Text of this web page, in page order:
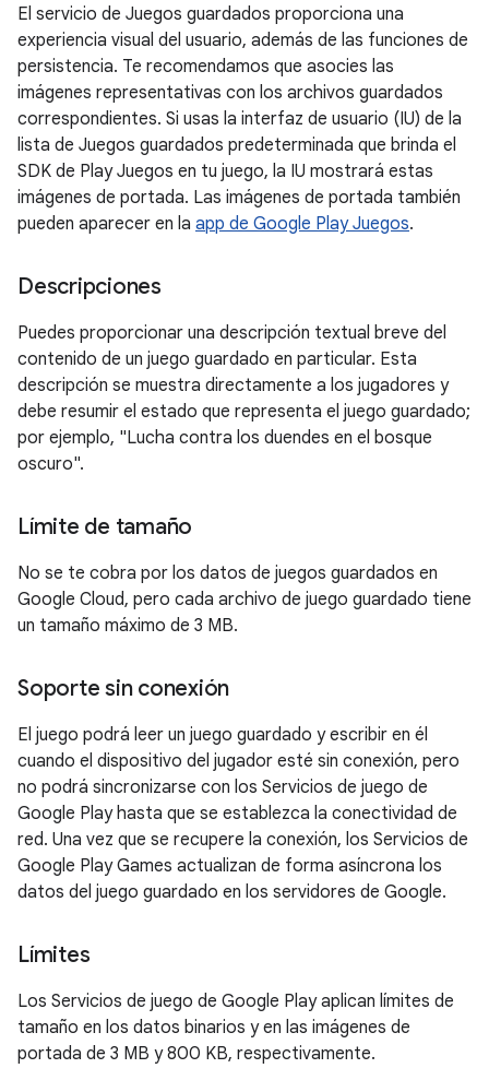
El servicio de Juegos guardados proporciona una
experiencia visual del usuario, además de las funciones de
persistencia. Te recomendamos que asocies las
imágenes representativas con los archivos guardados
correspondientes. Si usas la interfaz de usuario (IU) de la
lista de Juegos guardados predeterminada que brinda el
SDK de Play Juegos en tu juego, la IU mostrará estas
imágenes de portada. Las imágenes de portada también
pueden aparecer en la app de Google Play Juegos.
Descripciones
Puedes proporcionar una descripción textual breve del
contenido de un juego guardado en particular. Esta
descripción se muestra directamente a los jugadores y
debe resumir el estado que representa el juego guardado;
por ejemplo, "Lucha contra los duendes en el bosque
oscuro".
Límite de tamaño
No se te cobra por los datos de juegos guardados en
Google Cloud, pero cada archivo de juego guardado tiene
un tamaño máximo de 3 MB.
Soporte sin conexión
El juego podrá leer un juego guardado y escribir en él
cuando el dispositivo del jugador esté sin conexión, pero
no podrá sincronizarse con los Servicios de juego de
Google Play hasta que se establezca la conectividad de
red. Una vez que se recupere la conexión, los Servicios de
Google Play Games actualizan de forma asíncrona los
datos del juego guardado en los servidores de Google.
Límites
Los Servicios de juego de Google Play aplican límites de
tamaño en los datos binarios y en las imágenes de
portada de 3 MB y 800 KB, respectivamente.